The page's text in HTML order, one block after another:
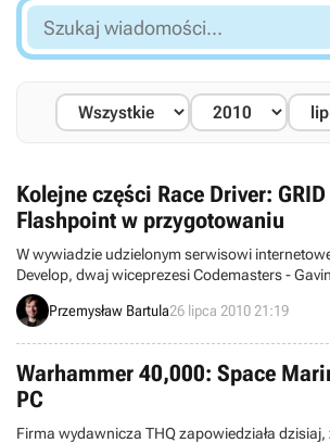
Szukaj
wiadomości...
Kolejne części Race Driver:
Flashpoint w przygotowaniu
W wywiadzie udzielonym serwisowi
Develop, dwaj wiceprezesi Codemasters -
niespełna trzymiesięczny nabytek studia Jamie
nakreślili obecną politykę firmy.
Przemysław Bartula26 lipca 2010 21:19
Warhammer 40,000: Space
PC
Firma wydawnicza THQ zapowiedziała